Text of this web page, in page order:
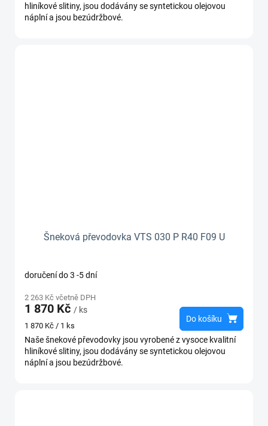
hliníkové slitiny, jsou dodávány se syntetickou olejovou
náplní a jsou bezúdržbové.
Šneková převodovka VTS 030 P R40 F09 U
doručení do 3 -5 dní
2 263 Kč včetně DPH
1 870 Kč / ks
Měrná
cena:
1 870 Kč / 1 ks
Do košíku
Naše šnekové převodovky jsou vyrobené z vysoce kvalitní
hliníkové slitiny, jsou dodávány se syntetickou olejovou
náplní a jsou bezúdržbové.